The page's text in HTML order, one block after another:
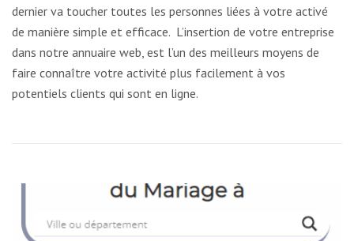
dernier va toucher toutes les personnes liées à votre activé
de manière simple et efficace. L’insertion de votre entreprise
dans notre annuaire web, est l’un des meilleurs moyens de
faire connaître votre activité plus facilement à vos
potentiels clients qui sont en ligne.